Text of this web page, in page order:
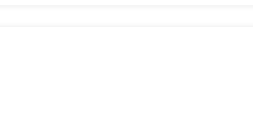
piattaforme e dApp.